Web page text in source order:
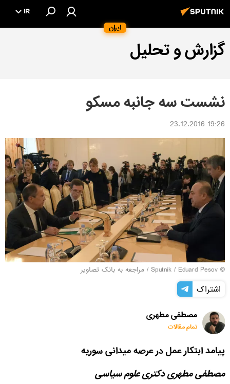
ایران
IR
گزارش و تحلیل
نشست سه جانبه مسکو
19:26 23.12.2016
© Sputnik / Eduard Pesov
/ مراجعه به بانک تصاویر
اشتراک
مصطفی مطهری
تمام مقالات
پیامد ابتکار عمل در عرصه میدانی سوریه
مصطفی مطهری دکتری علوم سیاسی